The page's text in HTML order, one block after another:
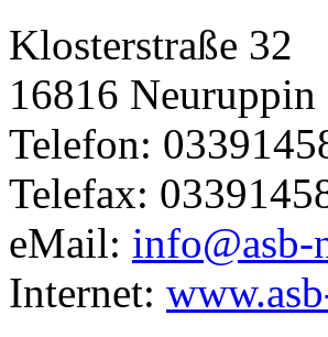
Klosterstraße 32
16816 Neuruppin
Telefon:
Telefax:
eMail: info@asb-
Internet: